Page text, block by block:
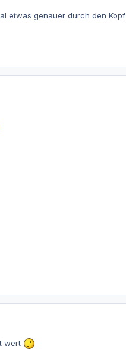
etwas genauer durch den
wert